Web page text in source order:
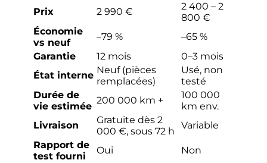
Prix 2 990 €
2 400 – 2
800 €
Économie
vs neuf
–79 %
–65 %
Garantie
12 mois
0–3 mois
État interne Neuf (pièces
remplacées)
Usé, non
testé
Durée de
vie estimée
200 000 km +
100 000
km env.
Livraison
Gratuite dès 2
000 €, sous 72 h
Variable
Rapport de
test fourni
Oui
Non